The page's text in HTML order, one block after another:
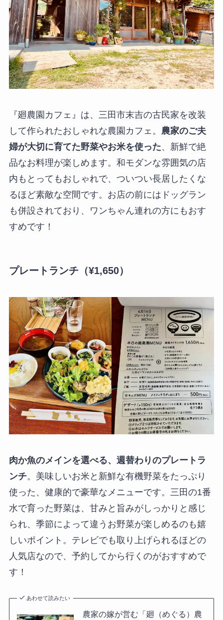
『廻農園カフェ』は、三田市末吉の古民家を改装
して作られたおしゃれな農園カフェ。 農家のご夫
婦が大切に育てた野菜やお米を使った、新鮮で絶
品なお料理が楽しめます。和モダンな雰囲気の店
内もとってもおしゃれで、ついつい長居したくな
るほど素敵な空間です。お店の前にはドッグラン
も併設されており、ワンちゃん連れの方にもおす
すめです！
プレートランチ（¥1,650）
肉か魚のメインを選べる、週替わりのプレートラ
ンチ。美味しいお米と新鮮な有機野菜をたっぷり
使った、健康的で豪華なメニューです。三田の1番
水で育った野菜は、甘みと旨みがしっかりと感じ
られ、季節によって違うお野菜が楽しめるのも嬉
しいポイント。テレビでも取り上げられるほどの
人気店なので、予約してから行くのがおすすめで
す！
あわせて読みたい
農家の嫁が営む「廻（めぐる）農